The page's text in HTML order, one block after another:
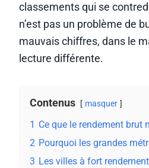
classements qui se
n’est pas un problème de
mauvais chiffres, dans le
lecture différente.
Contenus masquer
1 Ce que le rendement brut
2 Pourquoi les grandes
3 Les villes à fort